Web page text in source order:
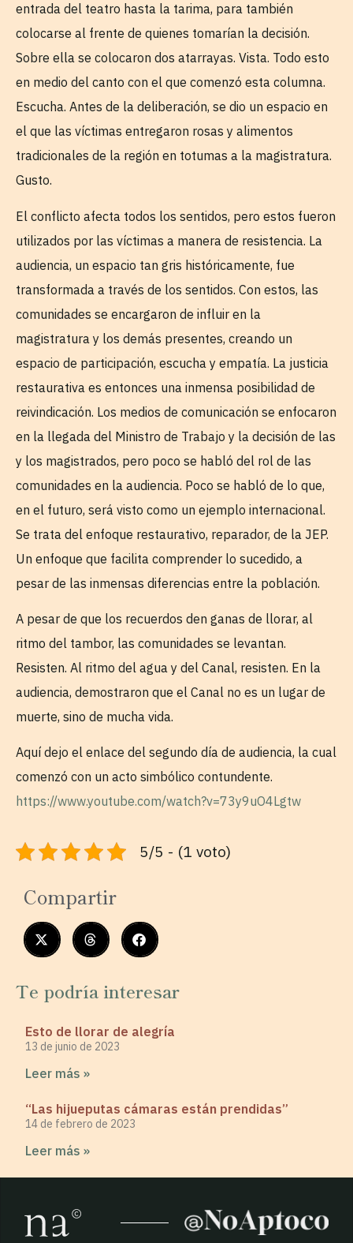
entrada del teatro hasta la tarima, para también
colocarse al frente de quienes tomarían la decisión.
Sobre ella se colocaron dos atarrayas. Vista. Todo esto
en medio del canto con el que comenzó esta columna.
Escucha. Antes de la deliberación, se dio un espacio en
el que las víctimas entregaron rosas y alimentos
tradicionales de la región en totumas a la magistratura.
Gusto.
El conflicto afecta todos los sentidos, pero estos fueron
utilizados por las víctimas a manera de resistencia. La
audiencia, un espacio tan gris históricamente, fue
transformada a través de los sentidos. Con estos, las
comunidades se encargaron de influir en la
magistratura y los demás presentes, creando un
espacio de participación, escucha y empatía. La justicia
restaurativa es entonces una inmensa posibilidad de
reivindicación. Los medios de comunicación se enfocaron
en la llegada del Ministro de Trabajo y la decisión de las
y los magistrados, pero poco se habló del rol de las
comunidades en la audiencia. Poco se habló de lo que,
en el futuro, será visto como un ejemplo internacional.
Se trata del enfoque restaurativo, reparador, de la JEP.
Un enfoque que facilita comprender lo sucedido, a
pesar de las inmensas diferencias entre la población.
A pesar de que los recuerdos den ganas de llorar, al
ritmo del tambor, las comunidades se levantan.
Resisten. Al ritmo del agua y del Canal, resisten. En la
audiencia, demostraron que el Canal no es un lugar de
muerte, sino de mucha vida.
Aquí dejo el enlace del segundo día de audiencia, la cual
comenzó con un acto simbólico contundente.
https://www.youtube.com/watch?v=73y9uO4Lgtw
5/5 - (1 voto)
Compartir
Te podría interesar
Esto de llorar de alegría
13 de junio de 2023
Leer más »
“Las hijueputas cámaras están prendidas”
14 de febrero de 2023
Leer más »